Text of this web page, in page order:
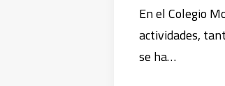
En el Colegio
actividades,
se ha…